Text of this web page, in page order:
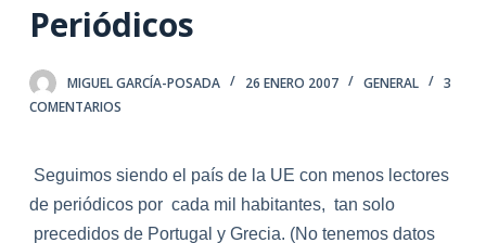
o
e
Periódicos
MIGUEL GARCÍA-POSADA 26 ENERO 2007 GENERAL
3
COMENTARIOS
Seguimos siendo el país de la UE con menos lectores
de periódicos por cada mil habitantes, tan solo
precedidos de Portugal y Grecia. (No tenemos datos